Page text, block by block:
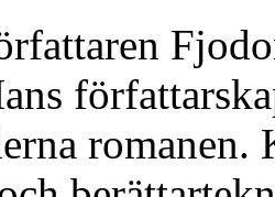
romanen.